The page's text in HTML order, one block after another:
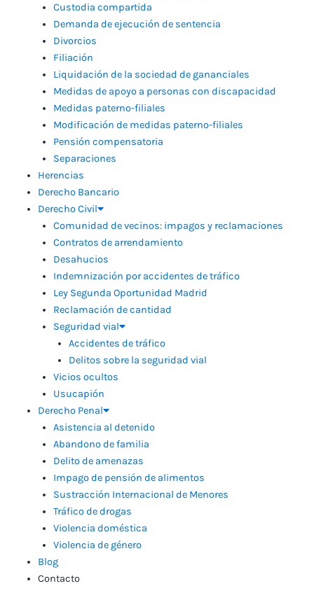
Custodia compartida
Demanda de ejecución de sentencia
Divorcios
Filiación
Liquidación de la sociedad de gananciales
Medidas de apoyo a personas con discapacidad
Medidas paterno-filiales
Modificación de medidas paterno-filiales
Pensión compensatoria
Separaciones
Herencias
Derecho Bancario
Derecho Civil
Comunidad de vecinos: impagos y reclamaciones
Contratos de arrendamiento
Desahucios
Indemnización por accidentes de tráfico
Ley Segunda Oportunidad Madrid
Reclamación de cantidad
Seguridad vial
Accidentes de tráfico
Delitos sobre la seguridad vial
Vicios ocultos
Usucapión
Derecho Penal
Asistencia al detenido
Abandono de familia
Delito de amenazas
Impago de pensión de alimentos
Sustracción Internacional de Menores
Tráfico de drogas
Violencia doméstica
Violencia de género
Blog
Contacto